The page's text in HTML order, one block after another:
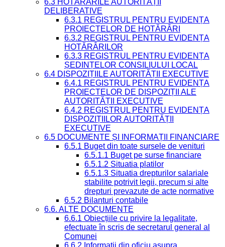
DELIBERATIVE
6.3.1 REGISTRUL PENTRU EVIDENȚA
PROIECTELOR DE HOTĂRÂRI
6.3.2 REGISTRUL PENTRU EVIDENȚA
HOTĂRÂRILOR
6.3.3 REGISTRUL PENTRU EVIDENȚA
ȘEDINȚELOR CONSILIULUI LOCAL
6.4 DISPOZIȚIILE AUTORITĂȚII EXECUTIVE
6.4.1 REGISTRUL PENTRU EVIDENȚA
PROIECTELOR DE DISPOZIȚII ALE
AUTORITĂȚII EXECUTIVE
6.4.2 REGISTRUL PENTRU EVIDENȚA
DISPOZIȚIILOR AUTORITĂȚII
EXECUTIVE
6.5 DOCUMENTE ȘI INFORMAȚII FINANCIARE
6.5.1 Buget din toate sursele de venituri
6.5.1.1 Buget pe surse financiare
6.5.1.2 Situatia platilor
6.5.1.3 Situatia drepturilor salariale
stabilite potrivit legii, precum si alte
drepturi prevazute de acte normative
6.5.2 Bilanturi contabile
6.6. ALTE DOCUMENTE
6.6.1 Obiecțiile cu privire la legalitate,
efectuate în scris de secretarul general al
Comunei
6.6.2 Informații din oficiu asupra